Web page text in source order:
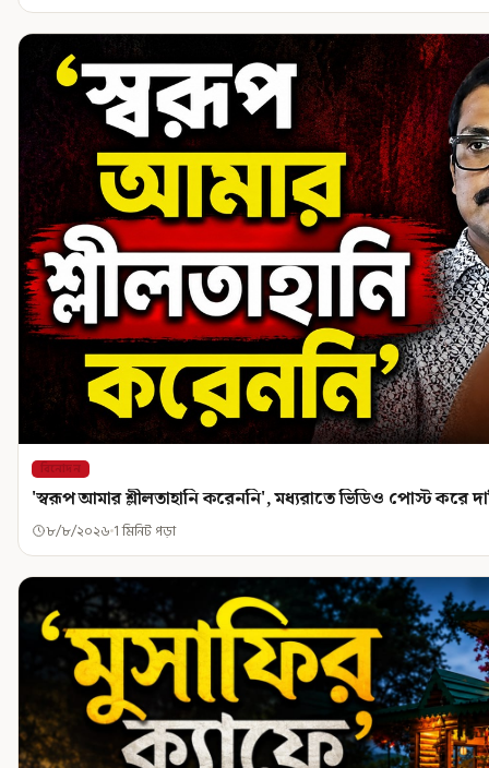
বিনোদন
'স্বরূপ আমার শ্লীলতাহানি করেননি', মধ্যরাতে ভিডিও পোস্ট করে
৮/৮/২০২৬ 1 মিনিট পড়া